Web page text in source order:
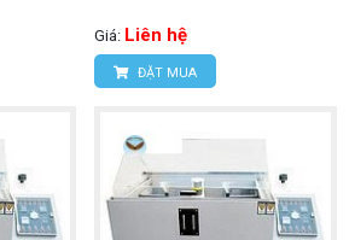
Giá: Liên hệ
ĐẶT MUA